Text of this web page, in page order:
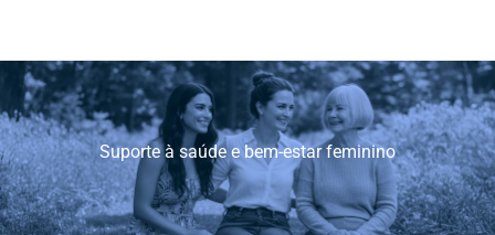
Suporte à saúde e bem-estar feminino